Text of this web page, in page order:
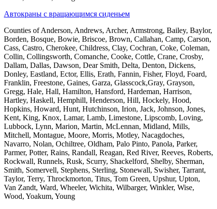
Автокраны с вращающимся сиденьем
Counties of Anderson, Andrews, Archer, Armstrong, Bailey, Baylor,
Borden, Bosque, Bowie, Briscoe, Brown, Callahan, Camp, Carson,
Cass, Castro, Cherokee, Childress, Clay, Cochran, Coke, Coleman,
Collin, Collingsworth, Comanche, Cooke, Cottle, Crane, Crosby,
Dallam, Dallas, Dawson, Dear Smith, Delta, Denton, Dickens,
Donley, Eastland, Ector, Ellis, Erath, Fannin, Fisher, Floyd, Foard,
Franklin, Freestone, Gaines, Garza, Glasscock,Gray, Grayson,
Gregg, Hale, Hall, Hamilton, Hansford, Hardeman, Harrison,
Hartley, Haskell, Hemphill, Henderson, Hill, Hockely, Hood,
Hopkins, Howard, Hunt, Hutchinson, Irion, Jack, Johnson, Jones,
Kent, King, Knox, Lamar, Lamb, Limestone, Lipscomb, Loving,
Lubbock, Lynn, Marion, Martin, McLennan, Midland, Mills,
Mitchell, Montague, Moore, Morris, Motley, Nacagdoches,
Navarro, Nolan, Ochiltree, Oldham, Palo Pinto, Panola, Parker,
Parmer, Potter, Rains, Randall, Reagan, Red River, Reeves, Roberts,
Rockwall, Runnels, Rusk, Scurry, Shackelford, Shelby, Sherman,
Smith, Somervell, Stephens, Sterling, Stonewall, Swisher, Tarrant,
Taylor, Terry, Throckmorton, Titus, Tom Green, Upshur, Upton,
Van Zandt, Ward, Wheeler, Wichita, Wilbarger, Winkler, Wise,
Wood, Yoakum, Young